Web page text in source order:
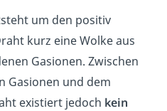
um den positiv
kurz eine Wolke aus
Gasionen. Zwischen
Gasionen und dem
existiert jedoch kein